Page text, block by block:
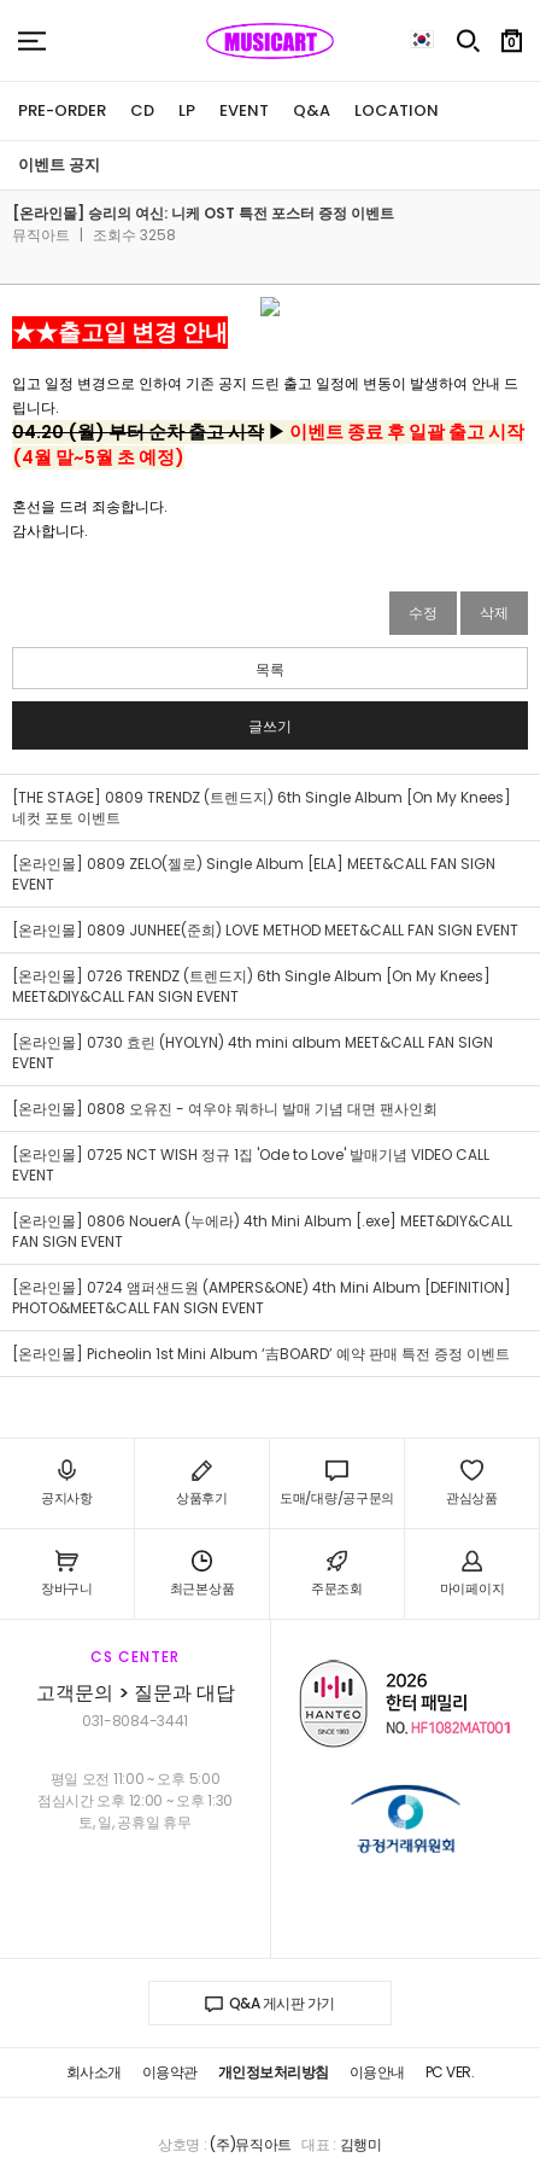
0
PRE-ORDER CD LP EVENT Q&A LOCATION
이벤트 공지
[온라인몰] 승리의 여신: 니케 OST 특전 포스터 증정 이벤트
뮤직아트 | 조회수 3258
★★출고일 변경 안내
입고 일정 변경으로 인하여 기존 공지 드린 출고 일정에 변동이 발생하여 안내 드
립니다.
04.20 (월) 부터 순차 출고 시작▶ 이벤트 종료 후 일괄 출고 시작
(4월 말~5월 초 예정)
혼선을 드려 죄송합니다.
감사합니다.
수정 삭제
목록
글쓰기
[THE STAGE] 0809 TRENDZ (트렌드지) 6th Single Album [On My Knees]
네컷 포토 이벤트
[온라인몰] 0809 ZELO(젤로) Single Album [ELA] MEET&CALL FAN SIGN
EVENT
[온라인몰] 0809 JUNHEE(준희) LOVE METHOD MEET&CALL FAN SIGN EVENT
[온라인몰] 0726 TRENDZ (트렌드지) 6th Single Album [On My Knees]
MEET&DIY&CALL FAN SIGN EVENT
[온라인몰] 0730 효린 (HYOLYN) 4th mini album MEET&CALL FAN SIGN
EVENT
[온라인몰] 0808 오유진 - 여우야 뭐하니 발매 기념 대면 팬사인회
[온라인몰] 0725 NCT WISH 정규 1집 'Ode to Love' 발매기념 VIDEO CALL
EVENT
[온라인몰] 0806 NouerA (누에라) 4th Mini Album [.exe] MEET&DIY&CALL
FAN SIGN EVENT
[온라인몰] 0724 앰퍼샌드원 (AMPERS&ONE) 4th Mini Album [DEFINITION]
PHOTO&MEET&CALL FAN SIGN EVENT
[온라인몰] Picheolin 1st Mini Album ‘吉BOARD’ 예약 판매 특전 증정 이벤트
공지사항 상품후기 도매/대량/공구문의 관심상품
장바구니 최근본상품 주문조회 마이페이지
CS CENTER
고객문의 > 질문과 대답
031-8084-3441
평일 오전 11:00 ~ 오후 5:00
점심시간 오후 12:00 ~ 오후 1:30
토, 일, 공휴일 휴무
Q&A 게시판 가기
회사소개 이용약관 개인정보처리방침 이용안내 PC VER.
상호명 :(주)뮤직아트 대표 : 김행미